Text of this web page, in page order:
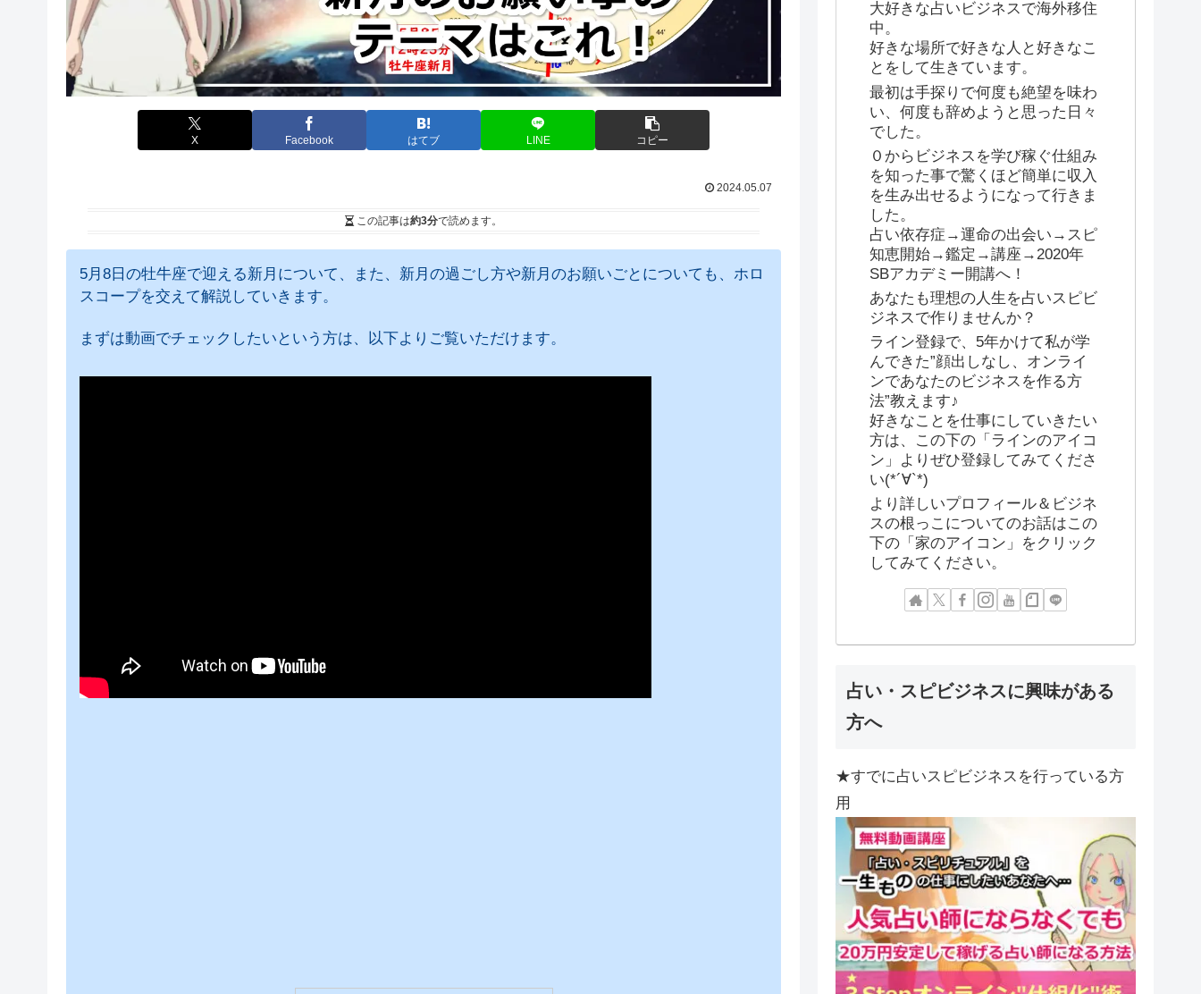
X Facebook はてブ LINE コピー
2024.05.07
この記事は約3分で読めます。
5月8日の牡牛座で迎える新月について、また、新月の過ごし方や新月のお願いごとについても、ホロ
スコープを交えて解説していきます。
まずは動画でチェックしたいという方は、以下よりご覧いただけます。
大好きな占いビジネスで海外移住
中。
好きな場所で好きな人と好きなこ
とをして生きています。
最初は手探りで何度も絶望を味わ
い、何度も辞めようと思った日々
でした。
０からビジネスを学び稼ぐ仕組み
を知った事で驚くほど簡単に収入
を生み出せるようになって行きま
した。
占い依存症→運命の出会い→スピ
知恵開始→鑑定→講座→2020年
SBアカデミー開講へ！
あなたも理想の人生を占いスピビ
ジネスで作りませんか？
ライン登録で、5年かけて私が学
んできた”顔出しなし、オンライ
ンであなたのビジネスを作る方
法”教えます♪
好きなことを仕事にしていきたい
方は、この下の「ラインのアイコ
ン」よりぜひ登録してみてくださ
い(*´∀`*)
より詳しいプロフィール＆ビジネ
スの根っこについてのお話はこの
下の「家のアイコン」をクリック
してみてください。
占い・スピビジネスに興味がある
方へ
★すでに占いスピビジネスを行っている方
用